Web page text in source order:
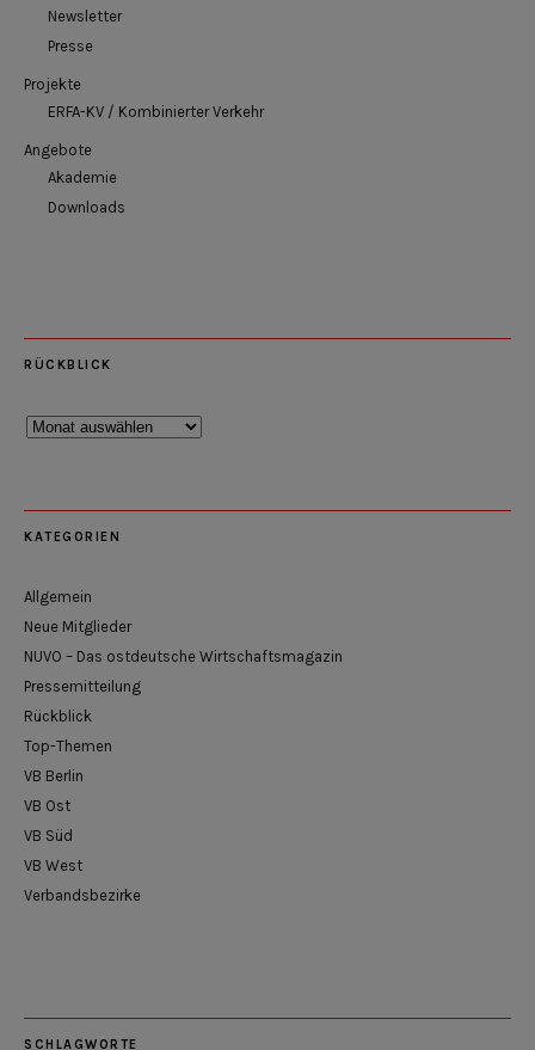
Newsletter
Presse
Projekte
ERFA-KV / Kombinierter Verkehr
Angebote
Akademie
Downloads
RÜCKBLICK
Rückblick
KATEGORIEN
Allgemein
Neue Mitglieder
NUVO – Das ostdeutsche Wirtschaftsmagazin
Pressemitteilung
Rückblick
Top-Themen
VB Berlin
VB Ost
VB Süd
VB West
Verbandsbezirke
SCHLAGWORTE